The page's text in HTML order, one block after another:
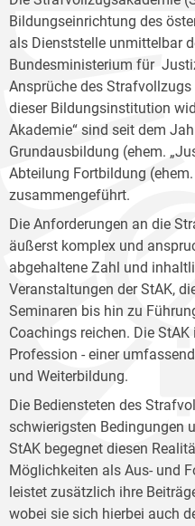
Bildungseinrichtung des
als Dienststelle unmittelbar
Bundesministerium für
Ansprüche des
dieser Bildungsinstitution
Akademie“ sind seit dem
Grundausbildung (ehem.
Abteilung Fortbildung
zusammengeführt.
Die Anforderungen an die
äußerst komplex und
abgehaltene Zahl und
Veranstaltungen der StAK,
Seminaren bis hin zu
Coachings reichen. Die
Profession - einer
und Weiterbildung.
Die Bediensteten des
schwierigsten Bedingungen
StAK begegnet diesen
Möglichkeiten als Aus- und
leistet zusätzlich ihre
wobei sie sich hierbei auch